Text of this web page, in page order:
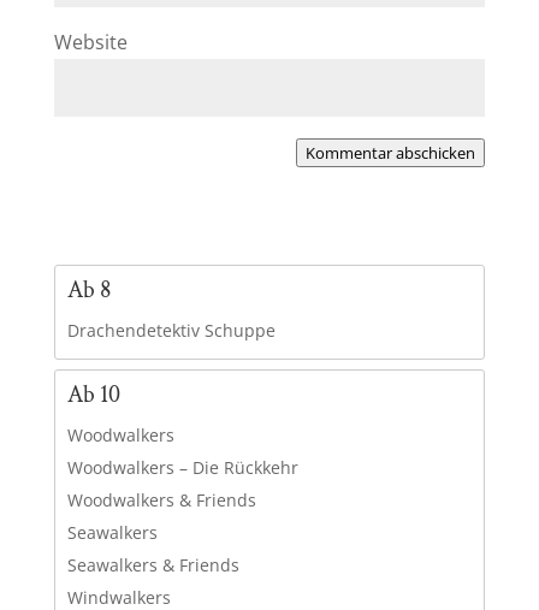
Website
Kommentar abschicken
Ab 8
Drachendetektiv Schuppe
Ab 10
Woodwalkers
Woodwalkers – Die Rückkehr
Woodwalkers & Friends
Seawalkers
Seawalkers & Friends
Windwalkers